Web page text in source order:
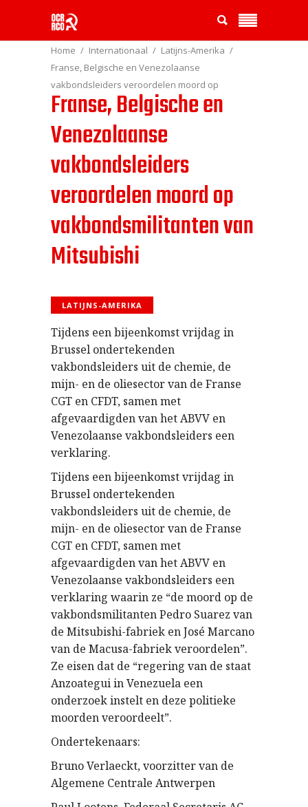
Home Internationaal
Latijns-Amerika
Franse, Belgische en Venezolaanse
vakbondsleiders veroordelen moord op
vakbondsmilitanten van Mitsubishi
Franse, Belgische en
Venezolaanse
vakbondsleiders
veroordelen moord op
vakbondsmilitanten van
Mitsubishi
LATIJNS-AMERIKA
Tijdens een bijeenkomst vrijdag in
Brussel ondertekenden
vakbondsleiders uit de chemie, de
mijn- en de oliesector van de Franse
CGT en CFDT, samen met
afgevaardigden van het ABVV en
Venezolaanse vakbondsleiders een
verklaring.
Tijdens een bijeenkomst vrijdag in
Brussel ondertekenden
vakbondsleiders uit de chemie, de
mijn- en de oliesector van de Franse
CGT en CFDT, samen met
afgevaardigden van het ABVV en
Venezolaanse vakbondsleiders een
verklaring waarin ze “de moord op de
vakbondsmilitanten Pedro Suarez van
de Mitsubishi-fabriek en José Marcano
van de Macusa-fabriek veroordelen”.
Ze eisen dat de “regering van de staat
Anzoategui in Venezuela een
onderzoek instelt en deze politieke
moorden veroordeelt”.
Ondertekenaars:
Bruno Verlaeckt, voorzitter van de
Algemene Centrale Antwerpen